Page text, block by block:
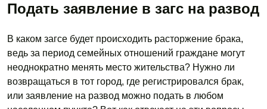
Подать заявление в загс на развод
В каком загсе будет происходить расторжение брака,
ведь за период семейных отношений граждане могут
неоднократно менять место жительства? Нужно ли
возвращаться в тот город, где регистрировался брак,
или заявление на развод можно подать в любом